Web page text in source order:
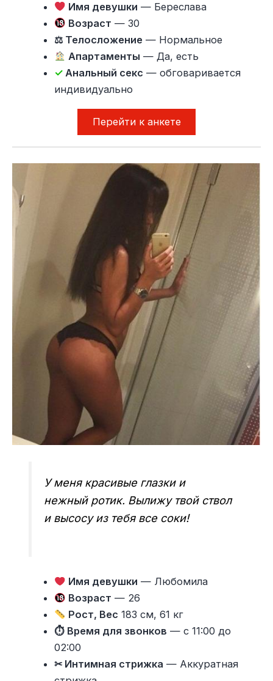
Имя девушки — Береслава
Возраст — 30
⚖ Телосложение — Нормальное
Апартаменты — Да, есть
✓ Анальный секс — обговаривается
индивидуально
Перейти к анкете
У меня красивые глазки и
нежный ротик. Вылижу твой ствол
и высосу из тебя все соки!
Имя девушки — Любомила
Возраст — 26
Рост, Вес 183 см, 61 кг
⏱ Время для звонков — с 11:00 до
02:00
✂ Интимная стрижка — Аккуратная